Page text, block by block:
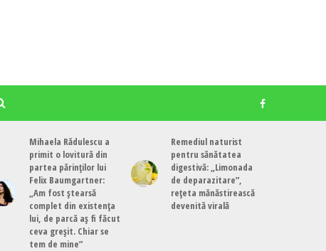
Mihaela Rădulescu a
primit o lovitură din
partea părinților lui
Felix Baumgartner:
„Am fost ștearsă
complet din existența
lui, de parcă aș fi făcut
ceva greșit. Chiar se
tem de mine”
Remediul naturist
pentru sănătatea
digestivă: „Limonada
de deparazitare”,
rețeta mănăstirească
devenită virală